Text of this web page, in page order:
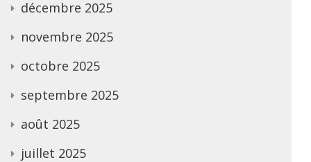
décembre 2025
novembre 2025
octobre 2025
septembre 2025
août 2025
juillet 2025